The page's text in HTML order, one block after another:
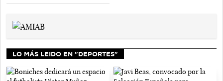
LO MÁS LEIDO EN "DEPORTES"